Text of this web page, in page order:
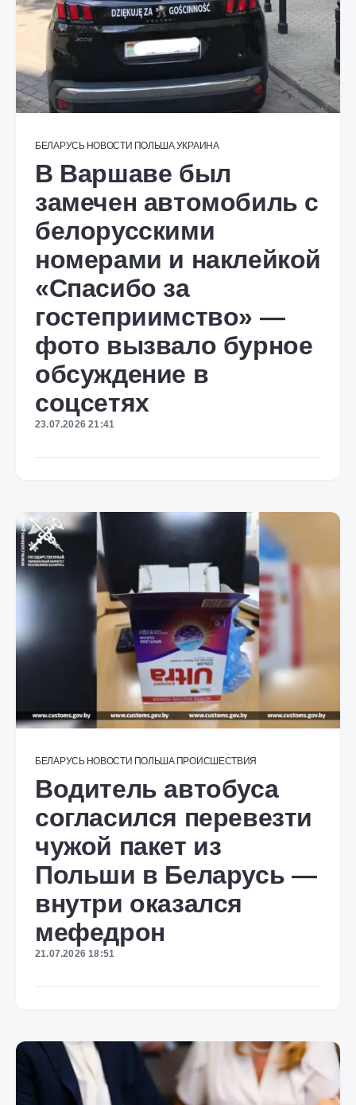
БЕЛАРУСЬ НОВОСТИ ПОЛЬШАУКРАИНА
В Варшаве был
замечен автомобиль с
белорусскими
номерами и наклейкой
«Спасибо за
гостеприимство» —
фото вызвало бурное
обсуждение в
соцсетях
23.07.2026 21:41
БЕЛАРУСЬ НОВОСТИ ПОЛЬША ПРОИСШЕСТВИЯ
Водитель автобуса
согласился перевезти
чужой пакет из
Польши в Беларусь —
внутри оказался
мефедрон
21.07.2026 18:51